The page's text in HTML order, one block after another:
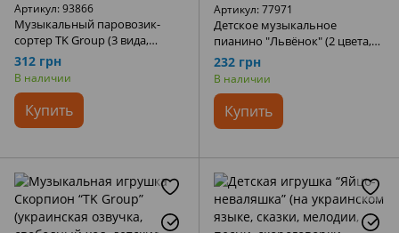
Артикул: 93866
Музыкальный паровозик-
сортер TK Group (3 вида,
свободный ход, световые
эффекты, пищалка на трубе)
312 грн
В наличии
Купить
Артикул: 77971
Детское музыкальное
пианино "Львёнок" (2 цвета,
подсветка, изучение цифр,
мелодии, на укр.) ТК Group
232 грн
В наличии
Купить